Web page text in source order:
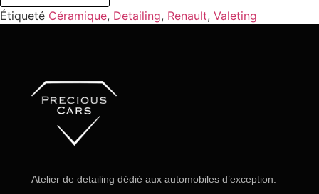
Étiqueté Céramique, Detailing, Renault, Valeting
Atelier de detailing dédié aux automobiles d’exception.